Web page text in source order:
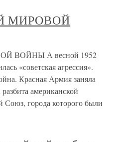
МИРОВОЙ
ВОЙНЫ А весной 1952
«советская агрессия».
Красная Армия заняла
американской
города которого были